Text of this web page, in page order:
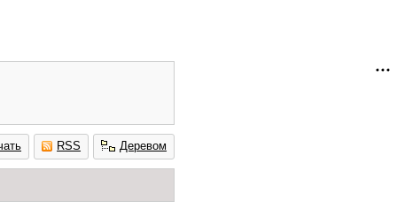
RSS Деревом